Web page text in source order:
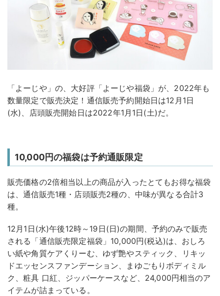
「よーじや」の、大好評「よーじや福袋」が、2022年も
数量限定で販売決定！通信販売予約開始日は12月1日
(水)、店頭販売開始日は2022年1月1日(土)だ。
10,000円の福袋は予約通販限定
販売価格の2倍相当以上の商品が入ったとてもお得な福袋
は、通信販売1種・店頭販売2種の、中味が異なる合計3
種。
12月1日(水)午後12時～19日(日)の期間、予約のみで販売
される「通信販売限定福袋」10,000円(税込)は、おしろ
い紙や角質ケアくりーむ、ゆず艶やスティック、リキッ
ドエッセンスファンデーション、まゆごもりボディミル
ク、粧具 口紅、ジッパーケースなど、24,000円相当のア
イテムが詰まっている。